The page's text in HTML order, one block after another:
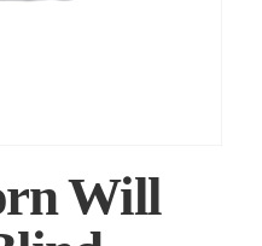
Will